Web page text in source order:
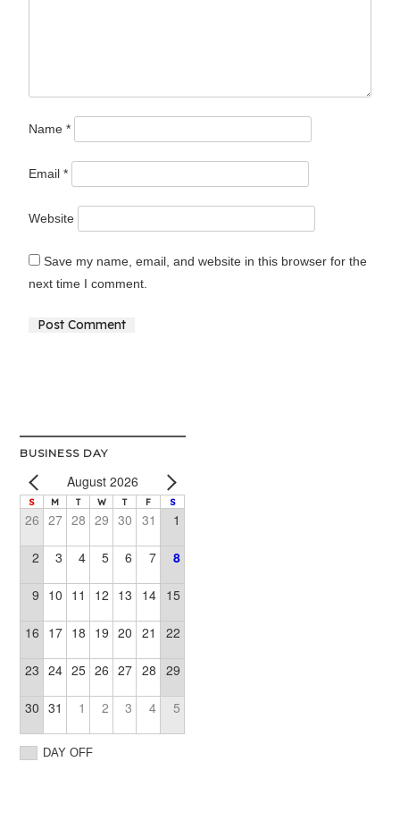
Name*
Email*
Website
Save my name, email, and website in this browser for the
next time I comment.
BUSINESS DAY
August 2026
S M T W T F S
26 27 28 29 30 31 1
2 3 4 5 6 7 8
9 10 11 12 13 14 15
16 17 18 19 20 21 22
23 24 25 26 27 28 29
30 31 1 2 3 4 5
DAY OFF